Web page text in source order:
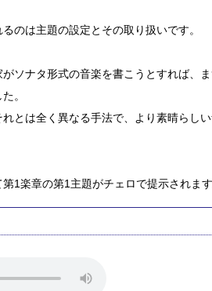
のは主題の設定とその取り扱いです。
ソナタ形式の音楽を書こうとすれば、
。
とは全く異なる手法で、より素晴らし
1楽章の第1主題がチェロで提示されます